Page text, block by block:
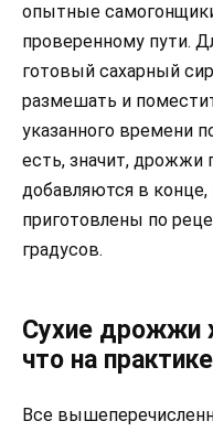
опытные
проверенному пути.
готовый сахарный
размешать и
указанного времени
есть, значит, дрожжи
добавляются в
приготовлены по
градусов.
Сухие дрожжи
что на
Все